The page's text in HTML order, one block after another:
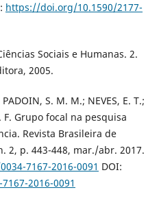
https://doi.org/10.1590/2177-
Sociais e Humanas. 2.
2005.
S. M. M.; NEVES, E. T.;
F. Grupo focal na pesquisa
Revista Brasileira de
2, p. 443-448, mar./abr. 2017.
7167-2016-0091 DOI:
2016-0091